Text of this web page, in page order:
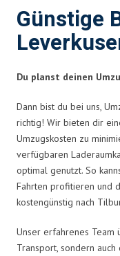
Günstige
Du planst deinen
Dann bist du bei uns,
richtig! Wir bieten dir
Umzugskosten zu
verfügbaren
optimal genutzt. So
Fahrten profitieren und
kostengünstig nach
Unser erfahrenes Team
Transport, sondern